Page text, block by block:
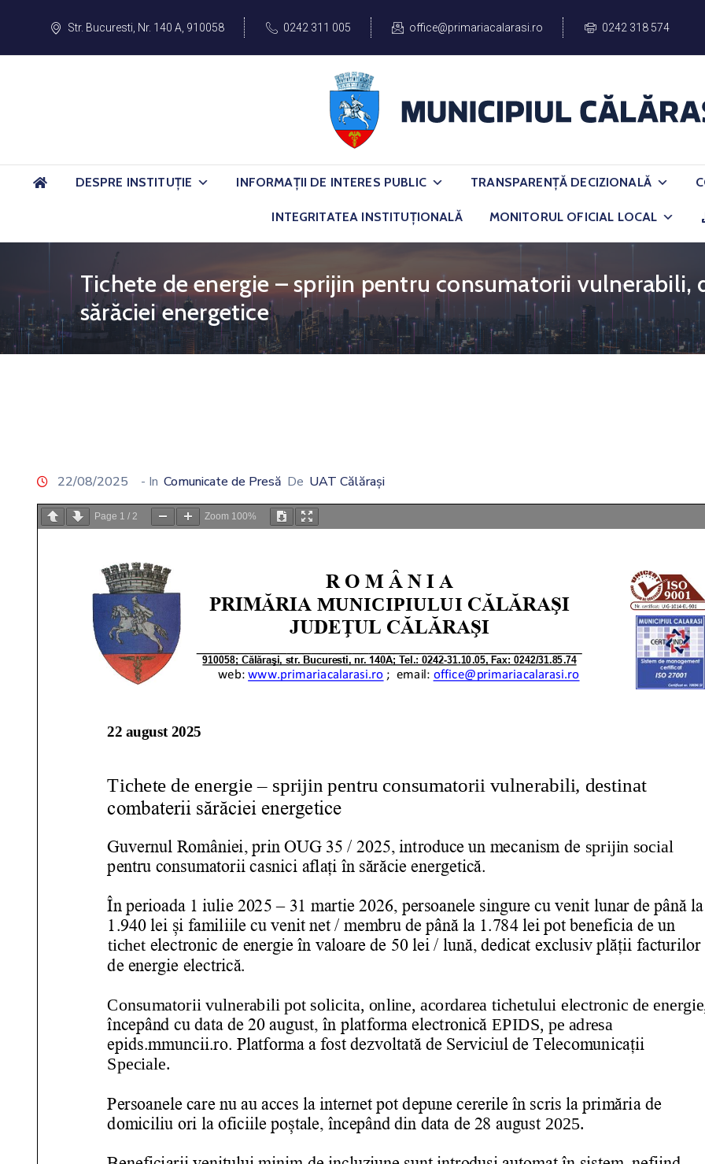
Str. Bucuresti, Nr. 140 A, 910058 0242 311 005 office@primariacalarasi.ro 0242 318 574
DESPRE INSTITUȚIE INFORMAȚII DE INTERES PUBLIC TRANSPARENȚĂ DECIZIONALĂ
INTEGRITATEA INSTITUȚIONALĂ MONITORUL OFICIAL LOCAL
Tichete de energie – sprijin pentru consumatorii vulnerabili,
sărăciei energetice
22/08/2025 - In Comunicate de Presă De UAT Călărași
Page 1 / 2 Zoom 100%